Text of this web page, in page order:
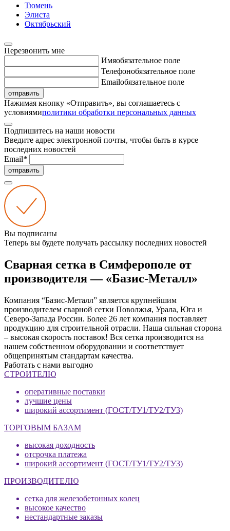
Тюмень
Элиста
Октябрьский
Перезвонить мне
Имяобязательное поле
Телефонобязательное поле
Emailобязательное поле
отправить
Нажимая кнопку «Отправить», вы соглашаетесь с
условиямиполитики обработки персональных данных
Подпишитесь на наши новости
Введите адрес электронной почты, чтобы быть в курсе
последних новостей
Email*
отправить
Вы подписаны
Теперь вы будете получать рассылку последних новостей
Сварная сетка в Симферополе от
производителя — «Базис-Металл»
Компания “Базис-Металл” является крупнейшим
производителем сварной сетки Поволжья, Урала, Юга и
Северо-Запада России. Более 26 лет компания поставляет
продукцию для строительной отрасли. Наша сильная сторона
– высокая скорость поставок! Вся сетка производится на
нашем собственном оборудовании и соответствует
общепринятым стандартам качества.
Работать с нами выгодно
СТРОИТЕЛЮ
оперативные поставки
лучшие цены
широкий ассортимент (ГОСТ/ТУ1/ТУ2/ТУ3)
ТОРГОВЫМ БАЗАМ
высокая доходность
отсрочка платежа
широкий ассортимент (ГОСТ/ТУ1/ТУ2/ТУ3)
ПРОИЗВОДИТЕЛЮ
сетка для железобетонных колец
высокое качество
нестандартные заказы